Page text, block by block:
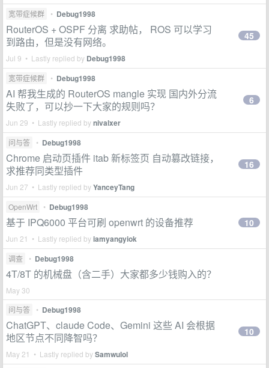
宽带症候群 • Debug1998
RouterOS + OSPF 分离 求助帖， ROS 可以学习
到路由，但是没有网络。
Jul 9 • Lastly replied by Debug1998
45
宽带症候群 • Debug1998
AI 帮我生成的 RouterOS mangle 实现 国内外分流
失败了，可以抄一下大家的规则吗？
Jun 29 • Lastly replied bynivalxer
6
问与答 • Debug1998
Chrome 启动页插件 itab 新标签页 自动篡改链接，
求推荐同类型插件
Jun 27 • Lastly replied byYanceyTang
16
OpenWrt • Debug1998
基于 IPQ6000 平台可刷 openwrt 的设备推荐
Jun 21 • Lastly replied byiamyangyiok
10
调查 • Debug1998
4T/8T 的机械盘（含二手）大家都多少钱购入的？
May 30
问与答
• Debug1998
ChatGPT、claude Code、Gemini 这些 AI 会根据
地区节点不同降智吗？
May 21 • Lastly replied bySamwulol
10